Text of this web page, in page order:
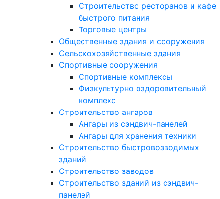
Строительство ресторанов и кафе
быстрого питания
Торговые центры
Общественные здания и сооружения
Сельскохозяйственные здания
Спортивные сооружения
Спортивные комплексы
Физкультурно оздоровительный
комплекс
Строительство ангаров
Ангары из сэндвич-панелей
Ангары для хранения техники
Строительство быстровозводимых
зданий
Строительство заводов
Строительство зданий из сэндвич-
панелей